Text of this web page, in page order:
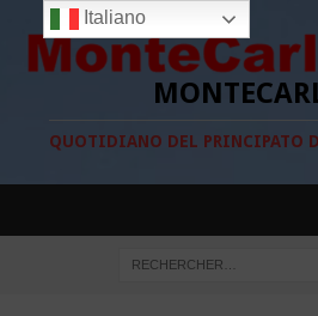
QUOTIDIANO DEL PRINCIPATO
Italiano